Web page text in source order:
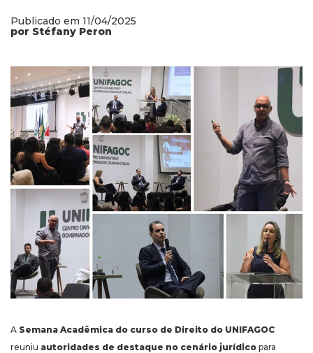
Publicado em 11/04/2025
por Stéfany Peron
A Semana Acadêmica do curso de Direito do UNIFAGOC
reuniu autoridades de destaque no cenário jurídico para